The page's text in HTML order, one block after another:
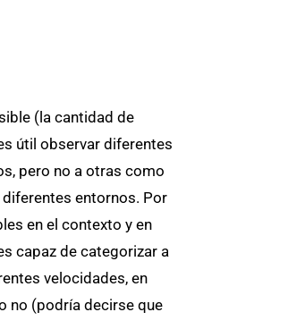
(la cantidad de
útil observar diferentes
pero no a otras como
entornos. Por
en el contexto y en
capaz de categorizar a
velocidades, en
no (podría decirse que